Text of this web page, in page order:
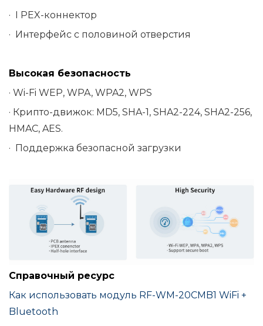
·
PEX-коннектор
· Интерфейс с половиной отверстия
Высокая безопасность
· Wi-Fi WEP, WPA, WPA2, WPS
· Крипто-движок: MD5, SHA-1, SHA2-224, SHA2-256,
HMAC, AES.
·
Поддержка безопасной загрузки
Справочный ресурс
Как использовать модуль RF-WM-20CMB1 WiFi +
Bluetooth